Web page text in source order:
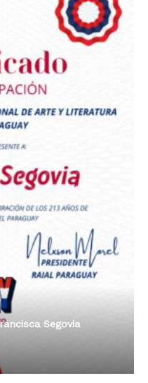
2024 Segovia
Segovia
Tribuna Abierta
Tribuna Abierta
Oñondivepa Paraguay
Paraguayo
Segovia